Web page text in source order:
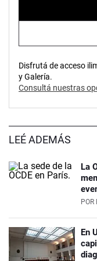
Disfrutá de acceso
y Galería.
Consultá nuestras
LEÉ ADEMÁS
La
POR
En